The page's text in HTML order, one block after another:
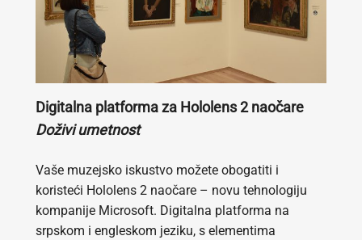
Digitalna platforma za Hololens 2 naočare
Doživi umetnost
Vaše muzejsko iskustvo možete obogatiti i
koristeći Hololens 2 naočare – novu tehnologiju
kompanije Microsoft. Digitalna platforma na
srpskom i engleskom jeziku, s elementima